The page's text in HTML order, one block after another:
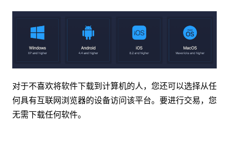
对于不喜欢将软件下载到计算机的人，您还可以选择从任
何具有互联网浏览器的设备访问该平台。要进行交易，您
无需下载任何软件。